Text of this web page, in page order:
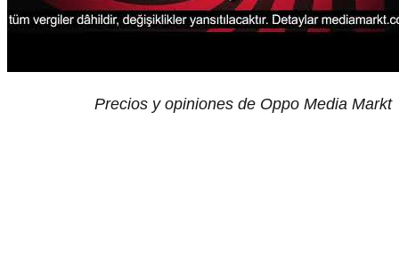
Precios y opiniones de Oppo Media Markt